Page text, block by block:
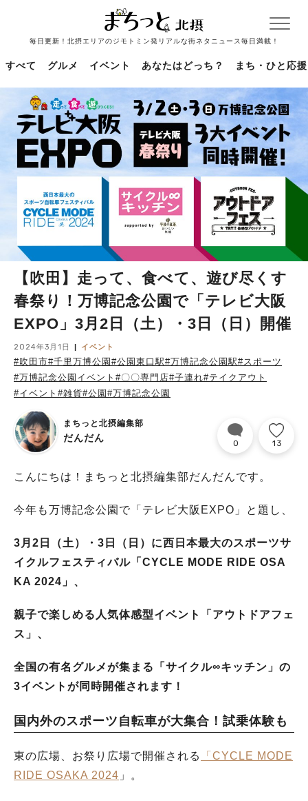
毎日更新！北摂エリアのジモトミン発リアルな街ネタニュース毎日満載！
すべて グルメ イベント あなたはどっち？ まち・ひと応援
【吹田】走って、食べて、遊び尽くす
春祭り！万博記念公園で「テレビ大阪
EXPO」3月2日（土）・3日（日）開催
2024年3月1日 イベント
#吹田市#千里万博公園 #公園東口駅#万博記念公園駅#スポーツ
#万博記念公園イベント #〇〇専門店#子連れ#テイクアウト
#イベント #雑貨#公園 #万博記念公園
まちっと北摂編集部
だんだん 0 13
こんにちは！まちっと北摂編集部だんだんです。
今年も万博記念公園で「テレビ大阪EXPO」と題し、
3月2日（土）・3日（日）に西日本最大のスポーツサ
イクルフェスティバル「CYCLE MODE RIDE OSA
KA 2024」、
親子で楽しめる人気体感型イベント「アウトドアフェ
ス」、
全国の有名グルメが集まる「サイクル∞キッチン」の
3イベントが同時開催されます！
国内外のスポーツ自転車が大集合！試乗体験も
東の広場、お祭り広場で開催される
「CYCLE MODE
RIDE OSAKA 2024 」。